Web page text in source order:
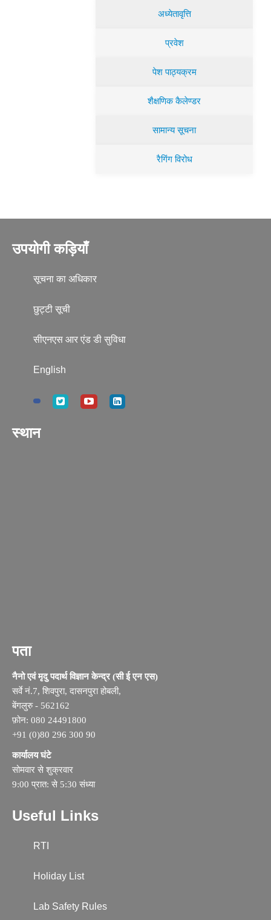
अध्येतावृत्ति
प्रवेश
पेश पाठ्यक्रम
शैक्षणिक कैलेण्डर
सामान्य सूचना
रैगिंग विरोध
उपयोगी कड़ियाँ
सूचना का अधिकार
छुट्टी सूची
सीएनएस आर एंड डी सुविधा
English
स्थान
पता
नैनो एवं मृदु पदार्थ विज्ञान केन्द्र (सी ई एन एस)
सर्वे नं.7, शिवपुरा, दासनपुरा होबली,
बेंगलुरु - 562162
फ़ोन: 080 24491800
+91 (0)80 296 300 90
कार्यालय घंटे
सोमवार से शुक्रवार
9:00 प्रात: से 5:30 संध्या
Useful Links
RTI
Holiday List
Lab Safety Rules